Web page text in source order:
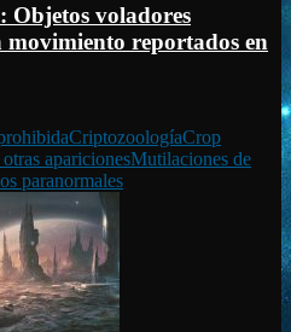
Objetos voladores
movimiento reportados en
CriptozoologíaCrop
aparicionesMutilaciones de
paranormales